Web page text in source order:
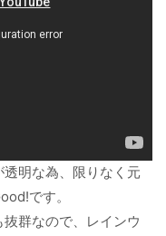
明な為、限りなく元
です。
群なので、レインウ